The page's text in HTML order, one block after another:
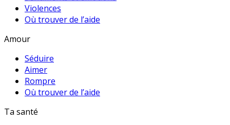
Violences
Où trouver de l’aide
Amour
Séduire
Aimer
Rompre
Où trouver de l’aide
Ta santé